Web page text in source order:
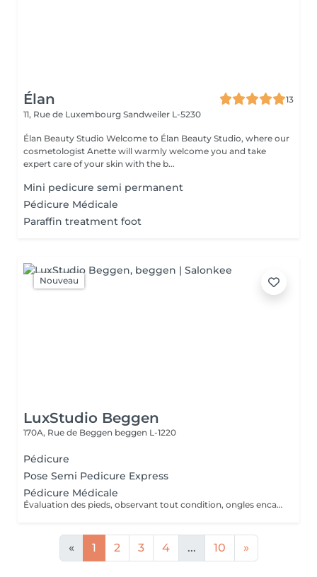
Élan
13
11, Rue de Luxembourg Sandweiler L-5230
Élan Beauty Studio Welcome to Élan Beauty Studio, where our
cosmetologist Anette will warmly welcome you and take
expert care of your skin with the b...
Mini pedicure semi permanent
Pédicure Médicale
Paraffin treatment foot
Nouveau
LuxStudio Beggen
170A, Rue de Beggen beggen L-1220
Pédicure
Pose Semi Pedicure Express
Pédicure Médicale
Évaluation des pieds, observant tout condition, ongles encarnes, cour, callosités ! En cas de infections, champignons, micose ou les problèmes cotanés, recomandez une visite chez le podologue si necessaire. Desinfection des Pieds avec solution antiseptique. Retrait du Vernis Précédent avec un dissolvant pour nettoyer complètement les ongles des pieds. Coupez, desencarnes et Modelez les ongles avec une pance et lime, Pousses les Cuticules avec batone pour repousser doucement vers l'arrière et coupez les excès, Coupez avec bisturi les callosites si necessaire Traitement avec une rape pour eliminer les cellules mortes et les callosites, sans besoin d'immersion dans l'eau. Application d'un gommage supplementaire si necessaire. Hydratation Intense avec crème et les cuticules pour maintenir la peau douce, Appliquez une base transparent pour protéger les ongles. Attendez suffisamment de tempos pour sèc
« 1 2 3 4 ... 10 »